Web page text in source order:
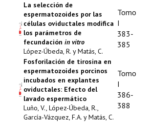
La selección de
espermatozoides por las
células oviductales modifica
los parámetros de
fecundación in vitro
López-Úbeda, R. y Matás, C.
Tomo
I
383-
385
Fosforilación de tirosina en
espermatozoides porcinos
incubados en explantes
oviductales: Efecto del
lavado espermático
Luño, V., López-Úbeda, R.,
García-Vázquez, F.A. y Matás, C.
Tomo
I
386-
388